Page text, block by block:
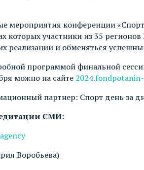
мероприятия конференции
которых участники из 35
реализации и обменяться
программой финальной
можно на сайте
партнер: Спорт день за
СМИ:
Воробьева)